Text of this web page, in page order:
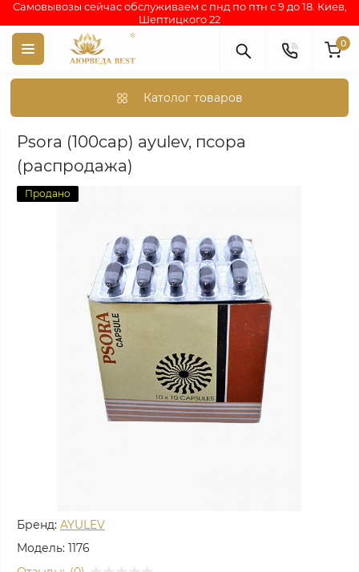
Самовывозы сейчас обслуживаем с пнд по птн с 9 до 18. Киев,
Шептицкого 22
0
Католог товаров
Psora (100cap) ayulev, псора (распродажа)
Psora (100cap) ayulev, псора
(распродажа)
Продано
Бренд: AYULEV
Модель: 1176